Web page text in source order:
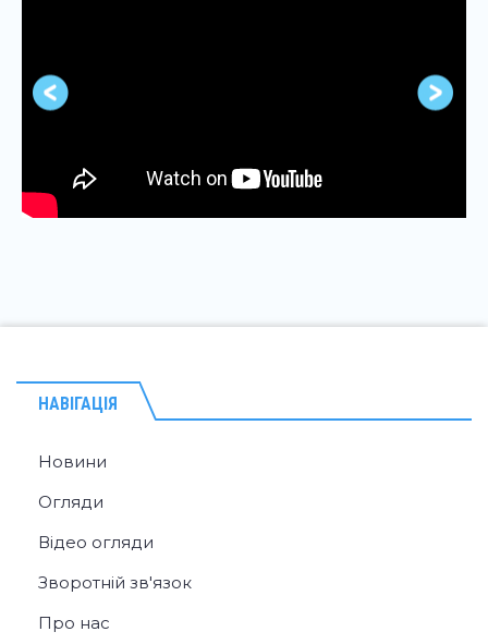
НАВІГАЦІЯ
Новини
Огляди
Відео огляди
Зворотній зв'язок
Про нас